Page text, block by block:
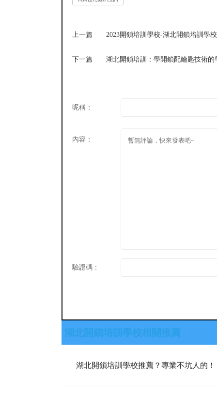
上一篇 2023開鎖培訓學校-湖北開鎖培訓學
下一篇 湖北開鎖培訓：學開鎖配鑰匙技術的
昵稱：
內容：
驗證碼：
湖北開鎖培訓學校相關推薦
湖北開鎖培訓學校推薦？專業不坑人的！